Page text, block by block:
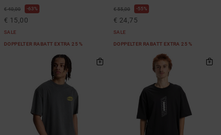
€ 40,00 63%
€ 15,00
SALE
DOPPELTER RABATT EXTRA 25 %
€ 55,00 55%
€ 24,75
SALE
DOPPELTER RABATT EXTRA 25 %